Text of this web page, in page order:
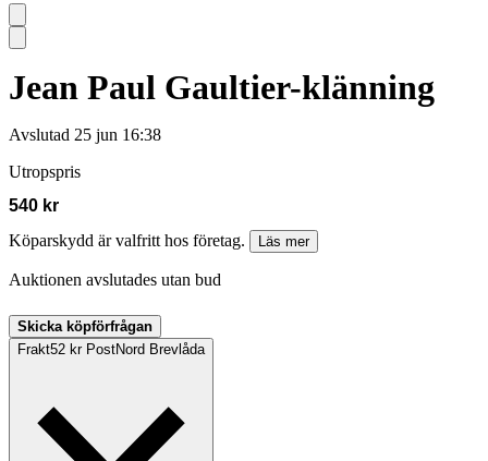
Jean Paul Gaultier-klänning
Avslutad 25 jun 16:38
Utropspris
540 kr
Köparskydd är valfritt hos företag.
Läs mer
Auktionen avslutades utan bud
Skicka köpförfrågan
Frakt52 kr PostNord Brevlåda